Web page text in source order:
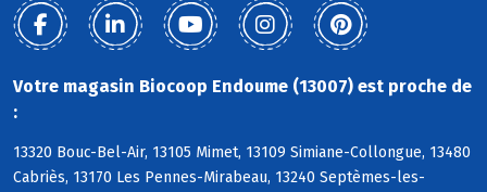
Votre magasin Biocoop Endoume (13007) est proche de
:
13320 Bouc-Bel-Air, 13105 Mimet, 13109 Simiane-Collongue, 13480
Cabriès, 13170 Les Pennes-Mirabeau, 13240 Septèmes-les-